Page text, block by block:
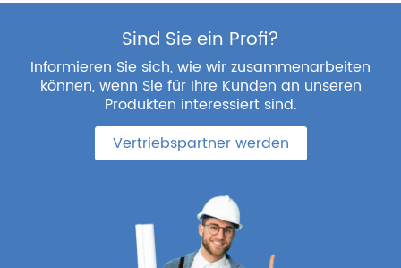
Sind Sie ein Profi?
Informieren Sie sich, wie wir zusammenarbeiten
können, wenn Sie für Ihre Kunden an unseren
Produkten interessiert sind.
Vertriebspartner werden